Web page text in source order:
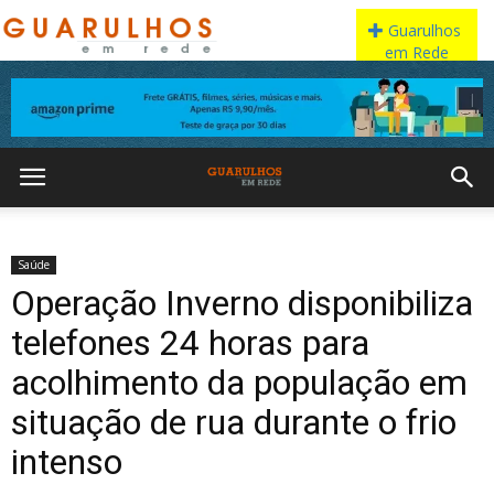
Saúde
Operação Inverno disponibiliza
telefones 24 horas para
acolhimento da população em
situação de rua durante o frio
intenso